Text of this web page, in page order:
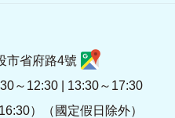
市省府路4號
～12:30 | 13:30～17:30
）（國定假日除外）